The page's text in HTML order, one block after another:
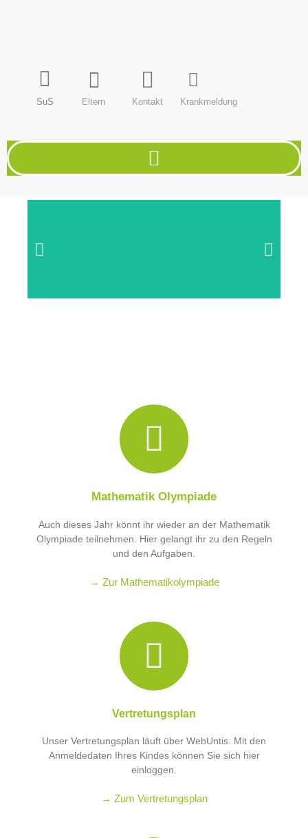
SuS Eltern Kontakt Krankmeldung
Mathematik Olympiade
Auch dieses Jahr könnt ihr wieder an der Mathematik
Olympiade teilnehmen. Hier gelangt ihr zu den Regeln
und den Aufgaben.
→ Zur Mathematikolympiade
Vertretungsplan
Unser Vertretungsplan läuft über WebUntis. Mit den
Anmeldedaten Ihres Kindes können Sie sich hier
einloggen.
→ Zum Vertretungsplan